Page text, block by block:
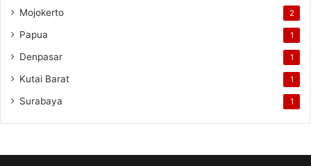
Mojokerto 2
Papua 1
Denpasar 1
Kutai Barat 1
Surabaya 1